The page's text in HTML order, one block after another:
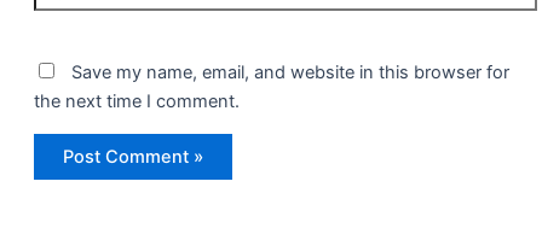
Save my name, email, and website in this browser for
the next time I comment.